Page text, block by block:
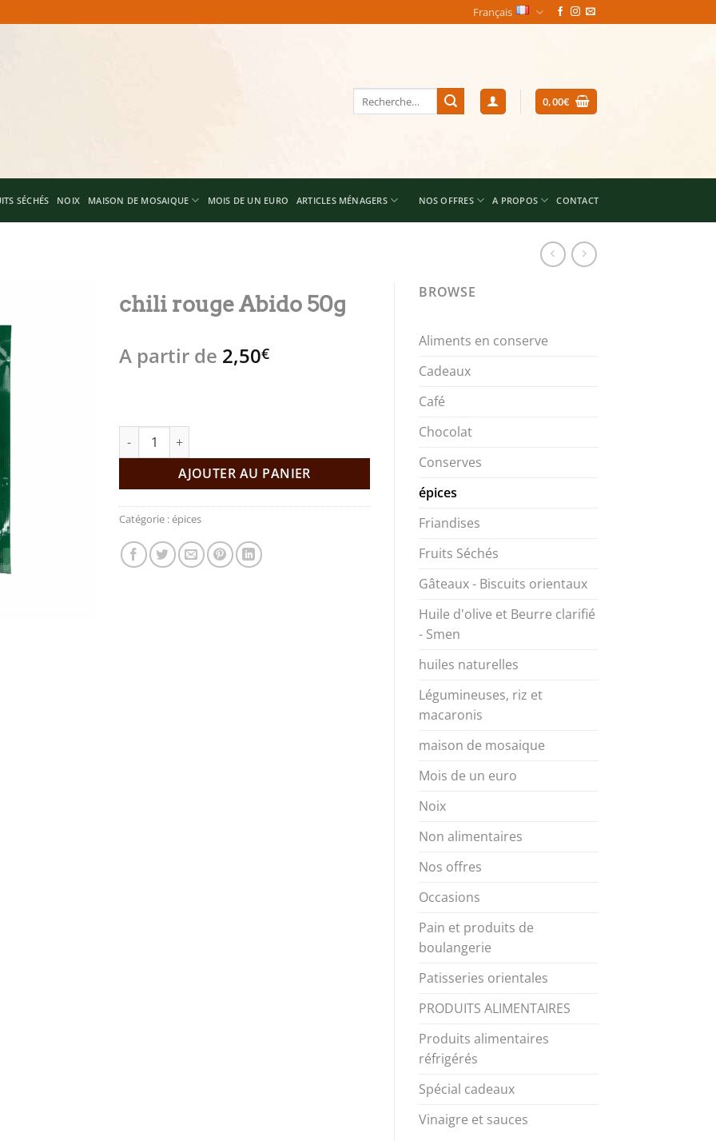
Français
Recherche
pour :
0,00€
SÉCHÉS NOIX MAISON DE MOSAIQUE MOIS DE UN EURO ARTICLES MÉNAGERS NOS OFFRES A PROPOS CONTACT
chili rouge Abido 50g
A partir de 2,50€
quantité de chili rouge Abido 50g
AJOUTER AU PANIER
Catégorie :épices
BROWSE
Aliments en conserve
Cadeaux
Café
Chocolat
Conserves
épices
Friandises
Fruits Séchés
Gâteaux - Biscuits orientaux
Huile d'olive et Beurre clarifié
- Smen
huiles naturelles
Légumineuses, riz et
macaronis
maison de mosaique
Mois de un euro
Noix
Non alimentaires
Nos offres
Occasions
Pain et produits de
boulangerie
Patisseries orientales
PRODUITS ALIMENTAIRES
Produits alimentaires
réfrigérés
Spécial cadeaux
Vinaigre et sauces